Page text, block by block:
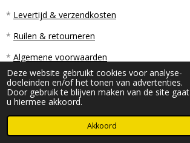
Deze website gebruikt cookies voor analyse-
doeleinden en/of het tonen van advertenties.
Door gebruik te blijven maken van de site gaat
u hiermee akkoord.
Akkoord
* Levertijd & verzendkosten
* Ruilen & retourneren
* Algemene voorwaarden